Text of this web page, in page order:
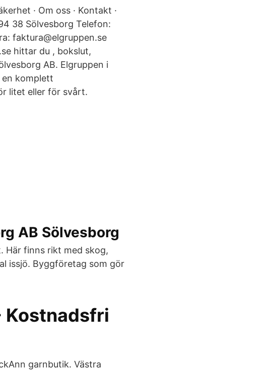
· Om oss · Kontakt ·
38 Sölvesborg Telefon:
faktura@elgruppen.se
hittar du , bokslut,
AB. Elgruppen i
en komplett
litet eller för svårt.
AB Sölvesborg
Här finns rikt med skog,
issjö. Byggföretag som gör
Kostnadsfri
garnbutik. Västra